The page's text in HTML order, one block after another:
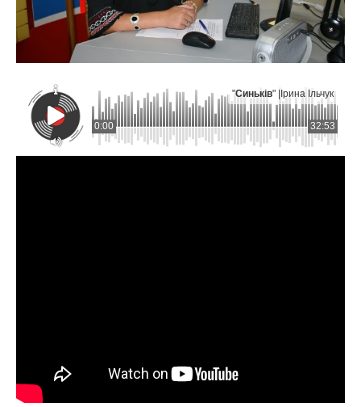
0:00 32:53
"Синьків" | Ірина Ільчук